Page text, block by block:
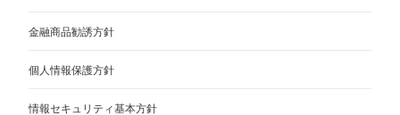
金融商品勧誘方針
個人情報保護方針
情報セキュリティ基本方針